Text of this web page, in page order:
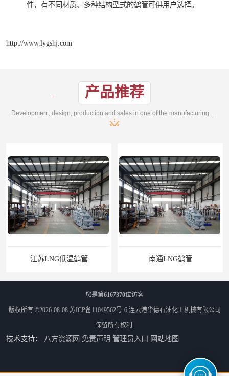
件，有不同材质、多种结构型式的鹤管可供用户选择。
http://www.lygshj.com
产品推荐
南通LNG鹤管 江苏LNG鹤管
您是第6167370位访客
版权所有 ©2026-08-08 苏ICP备11049562号-6 连云港华德石油化工机械有限公司
保留所有权利.
技术支持： 八方资源网 免责声明 管理员入口 网站地图